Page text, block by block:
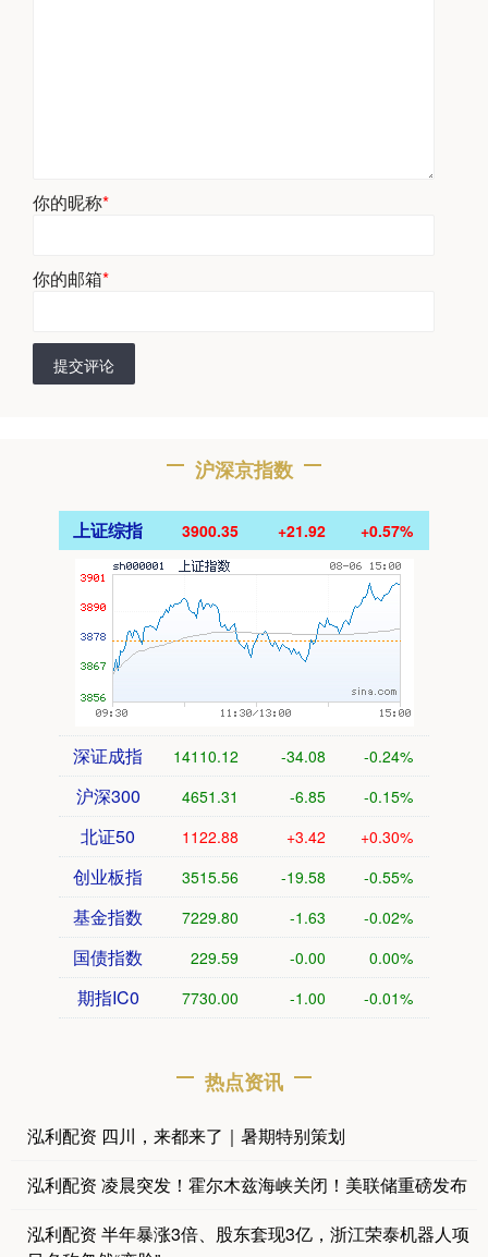
你的昵称*
你的邮箱*
提交评论
沪深京指数
上证综指 3900.35 +21.92 +0.57%
深证成指 14110.12 -34.08 -0.24%
沪深300 4651.31 -6.85 -0.15%
北证50 1122.88 +3.42 +0.30%
创业板指 3515.56 -19.58 -0.55%
基金指数 7229.80 -1.63 -0.02%
国债指数 229.59 -0.00 0.00%
期指IC0 7730.00 -1.00 -0.01%
热点资讯
泓利配资 四川，来都来了｜暑期特别策划
泓利配资 凌晨突发！霍尔木兹海峡关闭！美联储重磅发布
泓利配资 半年暴涨3倍、股东套现3亿，浙江荣泰机器人项